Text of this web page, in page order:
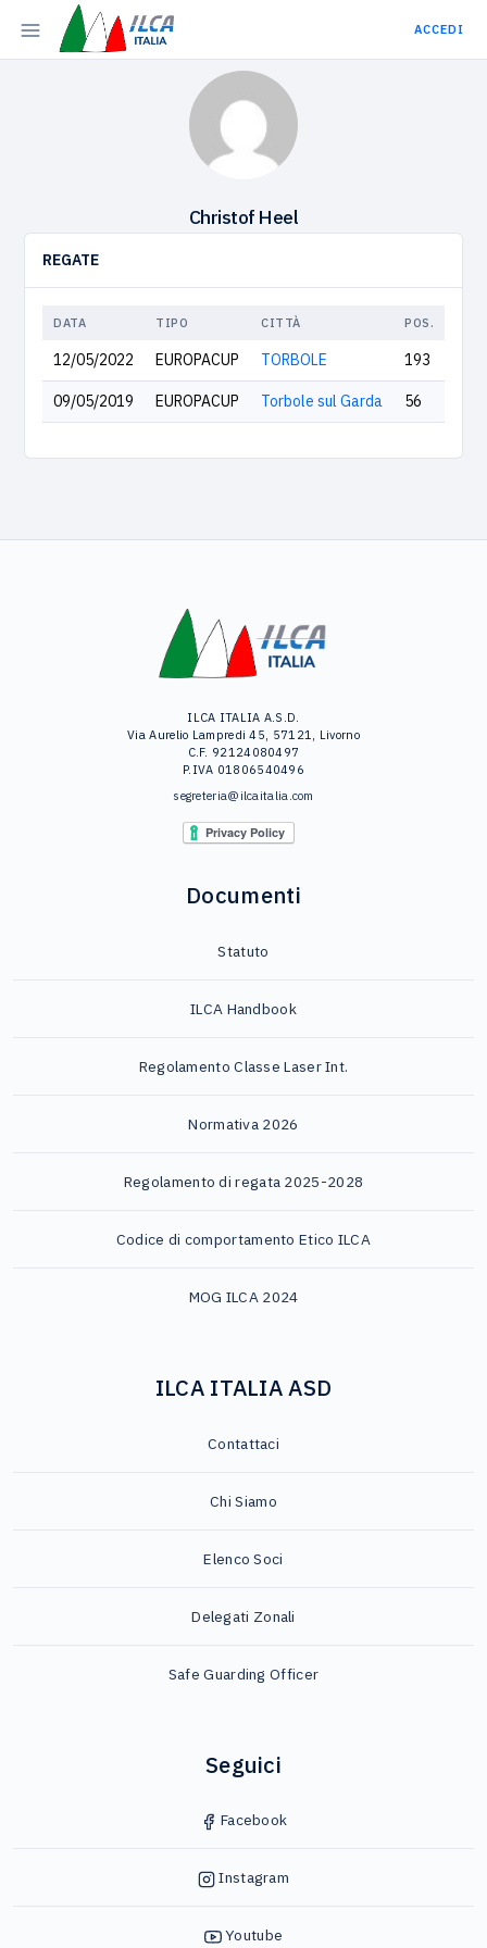
ACCEDI
Christof Heel
REGATE
DATA TIPO CITTÀ POS.
12/05/2022 EUROPACUP TORBOLE 193
09/05/2019 EUROPACUP Torbole sul Garda 56
ILCA ITALIA A.S.D.
Via Aurelio Lampredi 45, 57121, Livorno
C.F. 92124080497
P.IVA 01806540496
segreteria@ilcaitalia.com
Documenti
Statuto
ILCA Handbook
Regolamento Classe Laser Int.
Normativa 2026
Regolamento di regata 2025-2028
Codice di comportamento Etico ILCA
MOG ILCA 2024
ILCA ITALIA ASD
Contattaci
Chi Siamo
Elenco Soci
Delegati Zonali
Safe Guarding Officer
Seguici
Facebook
Instagram
Youtube